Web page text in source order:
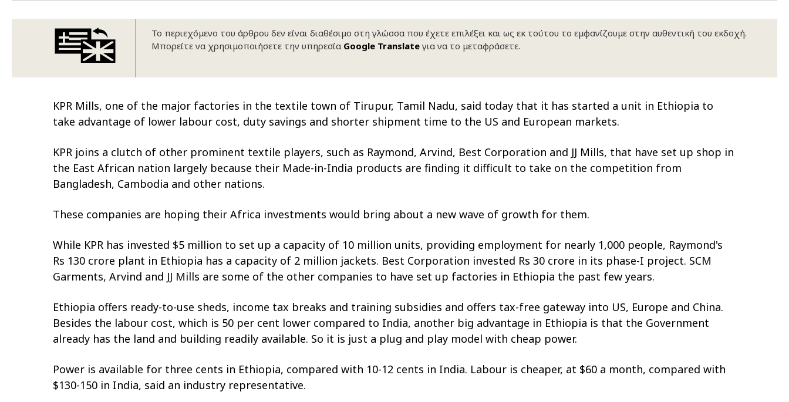
Το περιεχόμενο του άρθρου δεν είναι διαθέσιμο στη γλώσσα που έχετε επιλέξει και ως εκ τούτου το εμφανίζουμε στην αυθεντική του εκδοχή.
Μπορείτε να χρησιμοποιήσετε την υπηρεσία Google Translate για να το μεταφράσετε.
KPR Mills, one of the major factories in the textile town of Tirupur, Tamil Nadu, said today that it has started a unit in Ethiopia to
take advantage of lower labour cost, duty savings and shorter shipment time to the US and European markets.
KPR joins a clutch of other prominent textile players, such as Raymond, Arvind, Best Corporation and JJ Mills, that have set up shop in
the East African nation largely because their Made-in-India products are finding it difficult to take on the competition from
Bangladesh, Cambodia and other nations.
These companies are hoping their Africa investments would bring about a new wave of growth for them.
While KPR has invested $5 million to set up a capacity of 10 million units, providing employment for nearly 1,000 people, Raymond's
Rs 130 crore plant in Ethiopia has a capacity of 2 million jackets. Best Corporation invested Rs 30 crore in its phase-I project. SCM
Garments, Arvind and JJ Mills are some of the other companies to have set up factories in Ethiopia the past few years.
Ethiopia offers ready-to-use sheds, income tax breaks and training subsidies and offers tax-free gateway into US, Europe and China.
Besides the labour cost, which is 50 per cent lower compared to India, another big advantage in Ethiopia is that the Government
already has the land and building readily available. So it is just a plug and play model with cheap power.
Power is available for three cents in Ethiopia, compared with 10-12 cents in India. Labour is cheaper, at $60 a month, compared with
$130-150 in India, said an industry representative.